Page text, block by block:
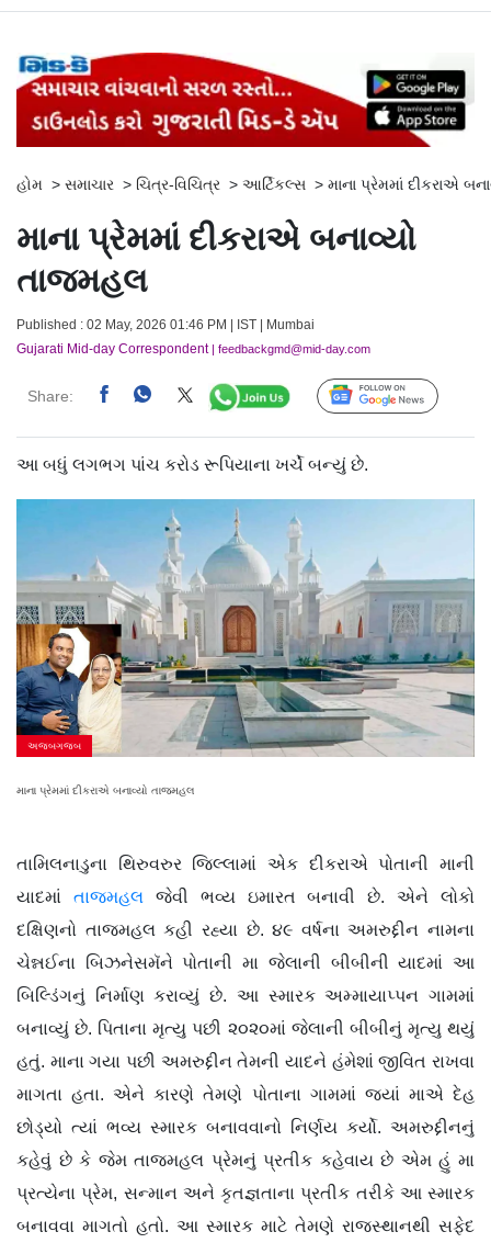
હોમ > સમાચાર > ચિત્ર-વિચિત્ર > આર્ટિકલ્સ > માના પ્રેમમાં દીકરાએ
માના પ્રેમમાં દીકરાએ બનાવ્યો
તાજમહલ
Published : 02 May, 2026 01:46 PM | IST | Mumbai
Gujarati Mid-day Correspondent| feedbackgmd@mid-day.com
Share: Follow Us
આ બધું લગભગ પાંચ કરોડ રૂપિયાના ખર્ચે બન્યું છે.
અજબગજબ
માના પ્રેમમાં દીકરાએ બનાવ્યો તાજમહલ
તામિલનાડુના થિરુવરુર જિલ્લામાં એક દીકરાએ પોતાની માની
યાદમાં તાજમહલ જેવી ભવ્ય ઇમારત બનાવી છે. એને લોકો
દક્ષિણનો તાજમહલ કહી રહ્યા છે. ૪૯ વર્ષના અમરુદ્દીન નામના
ચેન્નઈના બિઝનેસમૅને પોતાની મા જેલાની બીબીની યાદમાં આ
બિલ્ડિંગનું નિર્માણ કરાવ્યું છે. આ સ્મારક અમ્માયાપ્પન ગામમાં
બનાવ્યું છે. પિતાના મૃત્યુ પછી ૨૦૨૦માં જેલાની બીબીનું મૃત્યુ થયું
હતું. માના ગયા પછી અમરુદ્દીન તેમની યાદને હંમેશાં જીવિત રાખવા
માગતા હતા. એને કારણે તેમણે પોતાના ગામમાં જ્યાં માએ દેહ
છોડ્યો ત્યાં ભવ્ય સ્મારક બનાવવાનો નિર્ણય કર્યો. અમરુદ્દીનનું
કહેવું છે કે જેમ તાજમહલ પ્રેમનું પ્રતીક કહેવાય છે એમ હું મા
પ્રત્યેના પ્રેમ, સન્માન અને કૃતજ્ઞતાના પ્રતીક તરીકે આ સ્મારક
બનાવવા માગતો હતો. આ સ્મારક માટે તેમણે રાજસ્થાનથી સફેદ